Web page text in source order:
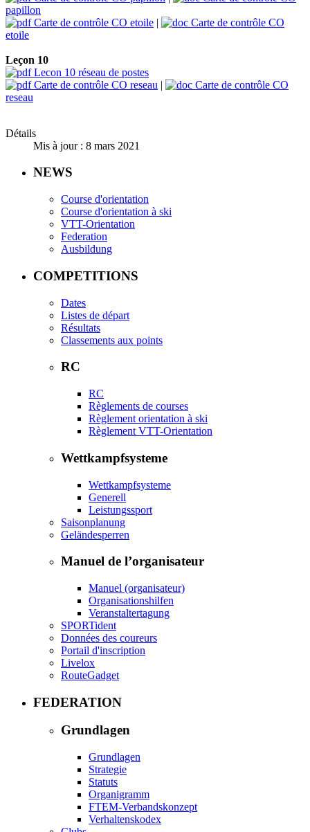
papillon
Carte de contrôle CO etoile |
Carte de contrôle CO
etoile
Leçon 10
Lecon 10 réseau de postes
Carte de contrôle CO reseau |
Carte de contrôle CO
reseau
Détails
Mis à jour : 8 mars 2021
NEWS
Course d'orientation
Course d'orientation à ski
VTT-Orientation
Federation
Ausbildung
COMPETITIONS
Dates
Listes de départ
Résultats
Classements aux points
RC
RC
Règlements de courses
Règlement orientation à ski
Règlement VTT-Orientation
Wettkampfsysteme
Wettkampfsysteme
Generell
Leistungssport
Saisonplanung
Geländesperren
Manuel de l’organisateur
Manuel (organisateur)
Organisationshilfen
Veranstaltertagung
SPORTident
Données des coureurs
Portail d'inscription
Livelox
RouteGadget
FEDERATION
Grundlagen
Grundlagen
Strategie
Statuts
Organigramm
FTEM-Verbandskonzept
Verhaltenskodex